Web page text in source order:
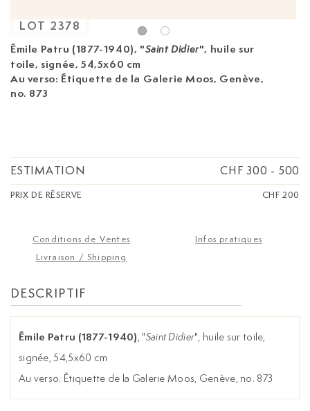
Émile Patru (1877-1940), "Saint Didier", huile sur
toile, signée, 54,5x60 cm
Au verso: Étiquette de la Galerie Moos, Genève,
no. 873
LOT 2378
ESTIMATION CHF 300 - 500
PRIX DE RÉSERVE CHF 200
Conditions de Ventes
Infos pratiques
Livraison / Shipping
DESCRIPTIF
Émile Patru (1877-1940), "Saint Didier", huile sur toile,
signée, 54,5x60 cm
Au verso: Étiquette de la Galerie Moos, Genève, no. 873